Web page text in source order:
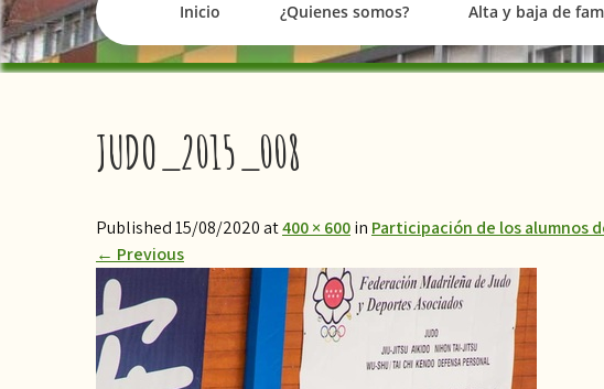
Inicio ¿Quienes somos? Alta y baja de
JUDO_2015_008
Published 15/08/2020 at400 × 600in Participación de los alumnos
← Previous